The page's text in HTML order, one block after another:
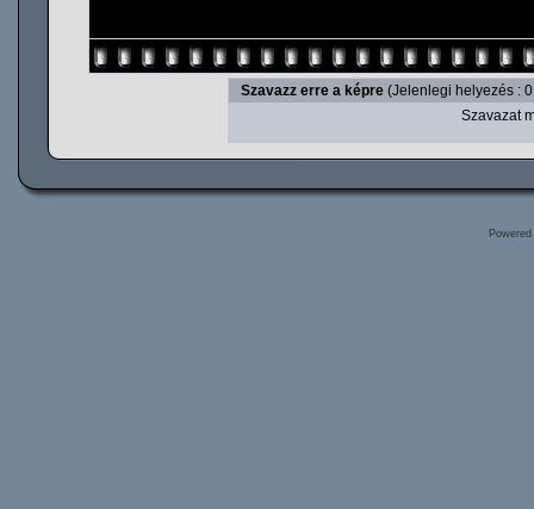
Szavazz erre a képre (Jelenlegi helyezés :
Szavazat